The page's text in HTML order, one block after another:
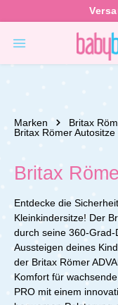
Marken Britax
Britax Römer Autositze
Britax
Entdecke die
Kleinkindersitze! Der
durch seine 360-
Aussteigen deines
der Britax Römer
Komfort für
PRO mit einem